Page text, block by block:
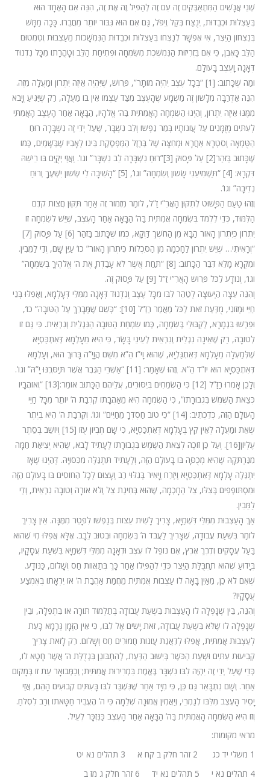
שְׁנֵי אֲנָשִׁים הַמִּתְאַבְּקִים זֶה עִם זֶה לְהַפִּיל זֶה אֶת זֶה, הִנֵּה אִם הָאֶחָד הוּא
בְּעַצְלוּת וּכְבֵדוּת, יְנֻצַּח בְּקַל וְיִפֹּל, גַּם אִם הוּא גִּבּוֹר יוֹתֵר מֵחֲבֵרוֹ. כָּכָה מַמָּשׁ
בְּנִצְחוֹן הַיֵּצֶר, אִי אֶפְשָׁר לְנַצְּחוֹ בְּעַצְלוּת וּכְבֵדוּת הַנִּמְשָׁכוֹת מֵעַצְבוּת וְטִמְטוּם
הַלֵּב כָּאֶבֶן, כִּי אִם בִּזְרִיזוּת הַנִּמְשֶׁכֶת מִשִּׂמְחָה וּפְתִיחַת הַלֵּב וְטָהֳרָתוֹ מִכָּל נִדְנוּד
דְּאָגָה וָעֶצֶב בָּעוֹלָם.
וּמַה שֶּׁכָּתוּב: [1] “בְּכָל עֶצֶב יִהְיֶה מוֹתָר”, פֵּרוּשׁ, שֶׁיִּהְיֶה אֵיזֶה יִתְרוֹן וּמַעֲלָה מִזֶּה.
הִנֵּה אַדְּרַבָּה מִלָּשׁוֹן זֶה מַשְׁמָע שֶׁהָעֶצֶב מִצַּד עַצְמוֹ אֵין בּוֹ מַעֲלָה, רַק שֶׁיַּגִּיעַ וְיָבֹא
מִמֶּנּוּ אֵיזֶה יִתְרוֹן, וְהַיְנוּ הַשִּׂמְחָה הָאֲמִתִּית בַּה’ אֱלֹהָיו, הַבָּאָה אַחַר הָעֶצֶב הָאֲמִתִּי
לְעִתִּים מְזֻמָּנִים עַל עֲוֹנוֹתָיו בְּמַר נַפְשׁוֹ וְלֵב נִשְׁבָּר, שֶׁעַל יְדֵי זֶה נִשְׁבָּרָה רוּחַ
הַטֻּמְאָה וְסִטְרָא אַחֲרָא וּמְחִצָּה שֶׁל בַּרְזֶל הַמַּפְסֶקֶת בֵּינוֹ לְאָבִיו שֶׁבַּשָּׁמַיִם, כְּמוֹ
שֶּׁכָּתוּב בַּזֹּהַר[2] עַל פָּסוּק [3]”רוּחַ נִשְׁבָּרָה לֵב נִשְׁבָּר” וגו’. וַאֲזַי יְקֻיַּם בּוֹ רֵישֵׁהּ
דִּקְרָא: [4] “תַּשְׁמִיעֵנִי שָׂשֹוֹן וְשִׂמְחָה” וגו’, [5] “הָשִׁיבָה לִי שְׂשֹוֹן יִשְׁעֶךָ וְרוּחַ
נְדִיבָה” וגו’.
וְזֶהוּ טַעַם הַפָּשׁוּט לְתִקּוּן הָאֲרִ”י זַ”ל, לוֹמַר מִזְמוֹר זֶה אַחַר תִּקּוּן חֲצוֹת קֹדֶם
הַלִּמּוּד, כְּדֵי לִלְמֹד בְּשִׂמְחָה אֲמִתִּית בַּה’ הַבָּאָה אַחַר הָעֶצֶב, שֶׁיֵּשׁ לְשִׂמְחָה זוֹ
יִתְרוֹן כְּיִתְרוֹן הָאוֹר הַבָּא מִן הַחֹשֶׁךְ דַּוְקָא, כְּמוֹ שֶׁכָּתוּב בַּזֹּהַר [6] עַל פָּסוּק [7]
“וְרָאִיתִי… שֶׁיֵּשׁ יִתְרוֹן לַחָכְמָה מִן הַסִּכְלוּת כִּיתְרוֹן הָאוֹר” כו’ עַיֵּן שָׁם, וְדַי לַמֵּבִין.
וּמִקְרָא מָלֵא דִּבֵּר הַכָּתוּב: [8] “תַּחַת אֲשֶׁר לֹא עָבַדְתָּ אֶת ה’ אֱלֹהֶיךָ בְּשִׂמְחָה”
וגו’, וְנוֹדָע לַכֹּל פֵּרוּשׁ הָאֲרִ”י זַ”ל [9] עַל פָּסוּק זֶה.
וְהִנֵּה עֵצָה הַיְּעוּצָה לְטַהֵר לִבּוֹ מִכָּל עֶצֶב וְנִדְנוּד דְּאָגָה מִמִּלֵּי דְּעָלְמָא, וַאֲפִלּוּ בְּנֵי
חַיֵּי וּמְזוֹנֵי, מֻדַּעַת זֹאת לַכֹּל מַאֲמַר רַזַ”ל [10]: “כְּשֵׁם שֶׁמְּבָרֵךְ עַל הַטּוֹבָה” כו’,
וּפֵרְשׁוּ בִּגְמָרָא, לְקַבּוּלֵי בְּשִׂמְחָה, כְּמוֹ שִׂמְחַת הַטּוֹבָה הַנִּגְלֵית וְנִרְאֵית. כִּי גַּם זוֹ
לְטוֹבָה, רַק שֶׁאֵינָה נִגְלֵית וְנִרְאֵית לְעֵינֵי בָּשָׂר, כִּי הִיא מֵעָלְמָא דְּאִתְכַּסְיָא
שֶׁלְּמַעְלָה מֵעָלְמָא דְּאִתְגַּלְיָא, שֶׁהוּא וָי”ו הֵ”א מִשֵּׁם הֲוָיָ”ה בָּרוּךְ הוּא, וְעָלְמָא
דְּאִתְכַּסְיָא הוּא יוֹ”ד הֵ”א. וְזֶהוּ שֶׁאָמַר: [11] “אַשְׁרֵי הַגֶּבֶר אֲשֶׁר תְּיַסְּרֶנּוּ יָ”הּ” וגו’.
וְלָכֵן אָמְרוּ רַזַ”ל [12] כִּי הַשְּׂמֵחִים בְּיִסּוּרִים, עֲלֵיהֶם הַכָּתוּב אוֹמֵר:[13] “וְאוֹהֲבָיו
כְּצֵאת הַשֶּׁמֶשׁ בִּגְבוּרָתוֹ”, כִּי הַשִּׂמְחָה הִיא מֵאַהֲבָתוֹ קִרְבַת ה’ יוֹתֵר מִכָּל חַיֵּי
הָעוֹלָם הַזֶּה, כְּדִכְתִיב: [14] “כִּי טוֹב חַסְדְּךָ מֵחַיִּים” וגו’. וְקִרְבַת ה’ הִיא בְּיֶתֶר
שְׂאֵת וּמַעֲלָה לְאֵין קֵץ בְּעָלְמָא דְּאִתְכַּסְיָא, כִּי שָׁם חֶבְיוֹן עֻזּוֹ [15] וְיוֹשֵׁב בְּסֵתֶר
עֶלְיוֹן[16]. וְעַל כֵּן זוֹכֶה לְצֵאת הַשֶּׁמֶשׁ בִּגְבוּרָתוֹ לֶעָתִיד לָבֹא, שֶׁהִיא יְצִיאַת חַמָּה
מִנַּרְתֵּקָהּ שֶׁהִיא מְכֻסָּה בּוֹ בָּעוֹלָם הַזֶּה, וְלֶעָתִיד תִּתְגַּלֶּה מִכִּסּוּיָהּ. דְּהַיְנוּ שֶׁאָז
יִתְגַּלֶה עָלְמָא דְּאִתְכַּסְיָא וְיִזְרַח וְיָאִיר בְּגִלּוּי רַב וְעָצוּם לְכָל הַחוֹסִים בּוֹ בָּעוֹלָם הַזֶּה
וּמִסְתּוֹפְפִים בְּצִלּוֹ, צֵל הַחָכְמָה, שֶׁהוּא בְּחִינַת צֵל וְלֹא אוֹרָה וְטוֹבָה נִרְאֵית, וְדַי
לַמֵּבִין.
אַךְ הָעַצְבוּת מִמִּלֵּי דִּשְׁמַיָּא, צָרִיךְ לָשִׁית עֵצוֹת בְּנַפְשׁוֹ לִפָּטֵר מִמֶּנָּה. אֵין צָרִיךְ
לוֹמַר בִּשְׁעַת עֲבוֹדָה, שֶׁצָּרִיךְ לַעֲבֹד ה’ בְּשִׂמְחָה וּבְטוּב לֵבָב. אֶלָּא אֲפִלּוּ מִי שֶׁהוּא
בַּעַל עֲסָקִים וְדֶרֶךְ אֶרֶץ, אִם נוֹפֵל לוֹ עֶצֶב וּדְאָגָה מִמִּלֵּי דִּשְׁמַיָּא בִּשְׁעַת עֲסָקָיו,
בְּיָדוּעַ שֶׁהוּא תַּחְבֻּלַּת הַיֵּצֶר כְּדֵי לְהַפִּילוֹ אַחַר כָּךְ בְּתַאֲווֹת חַס וְשָׁלוֹם, כַּנּוֹדָע.
שֶׁאִם לֹא כֵן, מֵאַיִן בָּאָה לוֹ עַצְבוּת אֲמִתִּית מֵחֲמַת אַהֲבַת ה’ אוֹ יִרְאָתוֹ בְּאֶמְצַע
עֲסָקָיו?
וְהִנֵּה, בֵּין שֶׁנָּפְלָה לוֹ הָעַצְבוּת בִּשְׁעַת עֲבוֹדָה בְּתַלְמוּד תּוֹרָה אוֹ בִּתְפִלָּה, וּבֵין
שֶׁנָּפְלָה לוֹ שֶׁלֹּא בִּשְׁעַת עֲבוֹדָה, זֹאת יָשִׂים אֶל לִבּוֹ, כִּי אֵין הַזְּמָן גְּרָמָא כָּעֵת
לְעַצְבוּת אֲמִתִּית, אֲפִלּוּ לְדַאֲגַת עֲוֹנוֹת חֲמוּרִים חַס וְשָׁלוֹם. רַק לָזֹאת צָרִיךְ
קְבִיעוּת עִתִּים וּשְׁעַת הַכֹּשֶׁר בְּיִשּׁוּב הַדַּעַת, לְהִתְבּוֹנֵן בִּגְדֻלַּת ה’ אֲשֶׁר חָטָא לוֹ,
כְּדֵי שֶׁעַל יְדֵי זֶה יִהְיֶה לִבּוֹ נִשְׁבָּר בֶּאֱמֶת בִּמְרִירוּת אֲמִתִּית; וְכַמְּבוֹאָר עֵת זוֹ בְּמָקוֹם
אַחֵר. וְשָׁם נִתְבָּאֵר גַּם כֵּן, כִּי מִיָּד אַחַר שֶׁנִּשְׁבַּר לִבּוֹ בָּעִתִּים קְבוּעִים הָהֵם, אֲזַי
יָסִיר הָעֶצֶב מִלִּבּוֹ לְגַמְרֵי, וְיַאֲמִין אֱמוּנָה שְׁלֵמָה כִּי ה’ הֶעֱבִיר חַטָּאתוֹ וְרַב לִסְלֹחַ.
וְזוֹ הִיא הַשִּׂמְחָה הָאֲמִתִּית בַּה’ הַבָּאָה אַחַר הָעֶצֶב כַּנִּזְכָּר לְעֵיל.
מראי מקומות:
1 משלי יד כג 2 זהר חלק ב קח א 3 תהלים נא יט
4 תהלים נא י 5 תהלים נא יד 6 זהר חלק ג מז ב